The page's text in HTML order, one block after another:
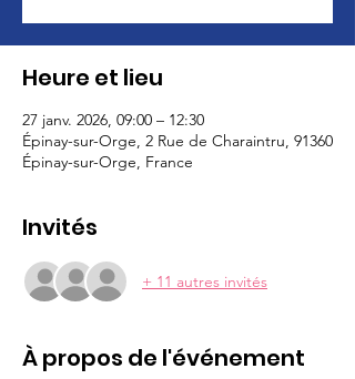
Heure et lieu
27 janv. 2026, 09:00 – 12:30
Épinay-sur-Orge, 2 Rue de Charaintru, 91360
Épinay-sur-Orge, France
Invités
+ 11 autres invités
À propos de l'événement